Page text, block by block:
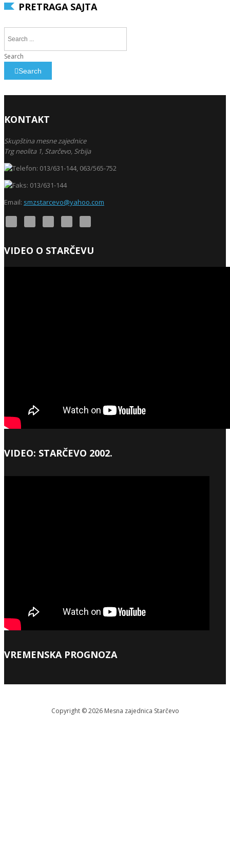
PRETRAGA SAJTA
Search
Search
KONTAKT
Skupština mesne zajednice
Trg neolita 1, Starčevo, Srbija
013/631-144, 063/565-752
013/631-144
Email: smzstarcevo@yahoo.com
VIDEO O STARČEVU
VIDEO: STARČEVO 2002.
VREMENSKA PROGNOZA
Copyright © 2026 Меsna zajednica Starčevo